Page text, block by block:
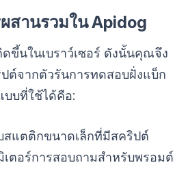
สานรวมใน Apidog
ดขึ้นในเบราว์เซอร์ ดังนั้นคุณจึง
ต์จากตัวรันการทดสอบฝั่งแบ็ก
บบที่ใช้ได้คือ:
สแตติกขนาดเล็กที่มีสคริปต์
เตอร์การสอบถามสำหรับพรอมต์